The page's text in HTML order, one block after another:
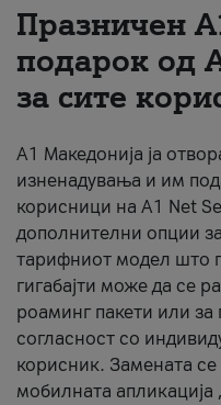
За нас
#ПодобарОнлајн
Празничен
подарок од
за сите
А1 Македонија ја
изненадувања и им
корисници на A1 Net
дополнителни опции
тарифниот модел што
гигабајти може да се
роаминг пакети или
согласност со
корисник. Замената
мобилната